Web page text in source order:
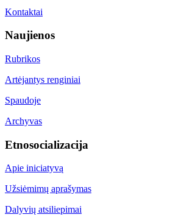
Kontaktai
Naujienos
Rubrikos
Artėjantys renginiai
Spaudoje
Archyvas
Etnosocializacija
Apie iniciatyvą
Užsiėmimų aprašymas
Dalyvių atsiliepimai